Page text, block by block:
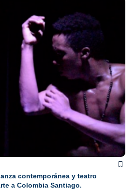
contemporánea y teatro
a Colombia Santiago.